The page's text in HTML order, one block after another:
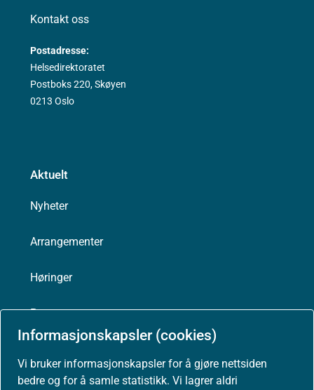
Informasjonskapsler (cookies)
Vi bruker informasjonskapsler for å gjøre nettsiden
bedre og for å samle statistikk. Vi lagrer aldri
Kontakt oss
Postadresse:
Helsedirektoratet
Postboks 220, Skøyen
0213 Oslo
Aktuelt
Nyheter
Arrangementer
Høringer
Presse